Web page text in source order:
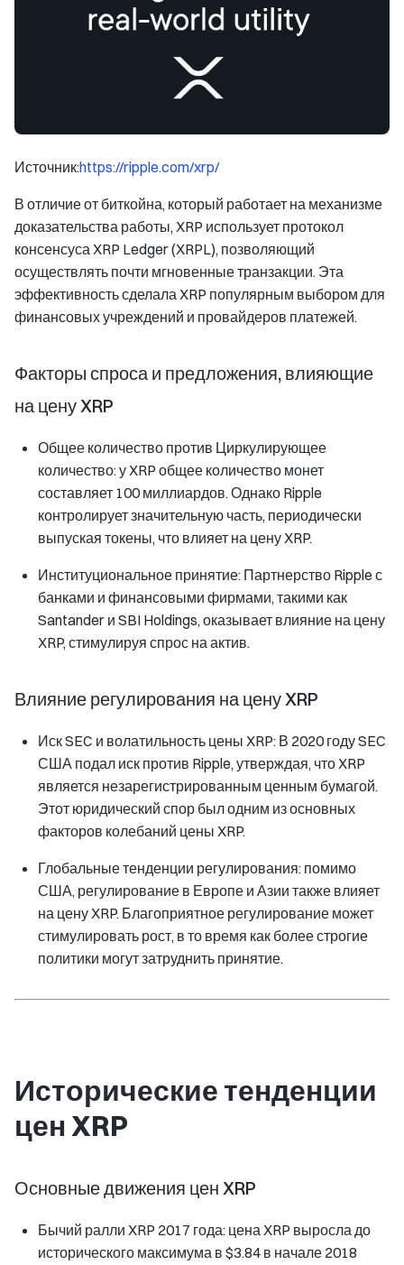
Источник:https://ripple.com/xrp/
В отличие от биткойна, который работает на механизме
доказательства работы, XRP использует протокол
консенсуса XRP Ledger (XRPL), позволяющий
осуществлять почти мгновенные транзакции. Эта
эффективность сделала XRP популярным выбором для
финансовых учреждений и провайдеров платежей.
Факторы спроса и предложения, влияющие
на цену XRP
Общее количество против Циркулирующее
количество: у XRP общее количество монет
составляет 100 миллиардов. Однако Ripple
контролирует значительную часть, периодически
выпуская токены, что влияет на цену XRP.
Институциональное принятие: Партнерство Ripple с
банками и финансовыми фирмами, такими как
Santander и SBI Holdings, оказывает влияние на цену
XRP, стимулируя спрос на актив.
Влияние регулирования на цену XRP
Иск SEC и волатильность цены XRP: В 2020 году SEC
США подал иск против Ripple, утверждая, что XRP
является незарегистрированным ценным бумагой.
Этот юридический спор был одним из основных
факторов колебаний цены XRP.
Глобальные тенденции регулирования: помимо
США, регулирование в Европе и Азии также влияет
на цену XRP. Благоприятное регулирование может
стимулировать рост, в то время как более строгие
политики могут затруднить принятие.
Исторические тенденции
цен XRP
Основные движения цен XRP
Бычий ралли XRP 2017 года: цена XRP выросла до
исторического максимума в $3.84 в начале 2018